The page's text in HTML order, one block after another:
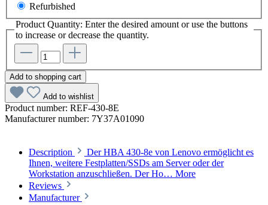
Refurbished
Product Quantity: Enter the desired amount or use the buttons
to increase or decrease the quantity.
Add to shopping cart
Add to wishlist
Product number: REF-430-8E
Manufacturer number: 7Y37A01090
Description
Der HBA 430-8e von Lenovo ermöglicht es
Ihnen, weitere Festplatten/SSDs am Server oder der
Workstation anzuschließen. Der Ho… More
Reviews
Manufacturer